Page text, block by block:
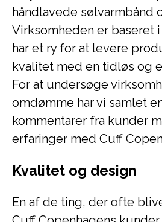
håndlavede sølvarmbånd
Virksomheden er baseret
har et ry for at levere
kvalitet med en tidløs og
For at undersøge
omdømme har vi samlet
kommentarer fra kunder
erfaringer med Cuff
Kvalitet og design
En af de ting, der ofte